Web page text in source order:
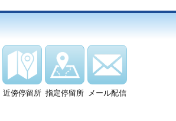
近傍停留所 指定停留所 メール配信